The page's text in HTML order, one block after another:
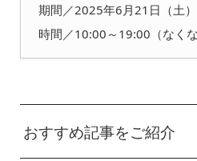
期間／2025年6月21日（土）
時間／10:00～19:00（なくな
おすすめ記事をご紹介